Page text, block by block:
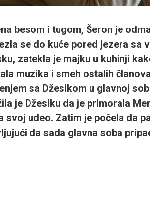
besom i tugom, Šeron je
se do kuće pored jezera sa
zatekla je majku u kuhinji
muzika i smeh ostalih
sa Džesikom u glavnoj
je Džesiku da je primorala
svoj udeo. Zatim je počela da
da sada glavna soba